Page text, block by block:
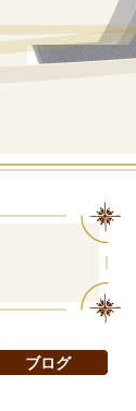
ブログ